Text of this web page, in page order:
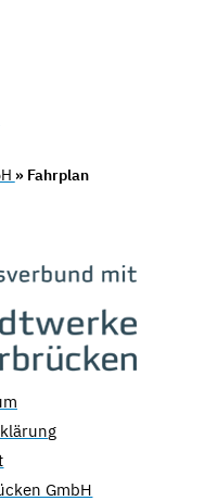
» Fahrplan
GmbH